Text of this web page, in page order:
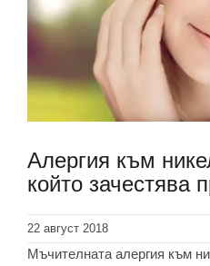
Алергия към
който зачестява
22 август 2018
Мъчителната алергия към